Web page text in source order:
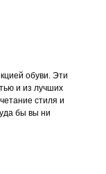
обуви. Эти
и из лучших
стиля и
бы вы ни